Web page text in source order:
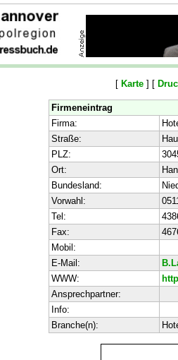
[ Karte ] [
Firmeneintrag
Firma:
Straße:
PLZ:
Ort:
Bundesland:
Vorwahl:
Tel:
Fax:
Mobil:
E-Mail:
WWW:
Ansprechpartner:
Info:
Branche(n):